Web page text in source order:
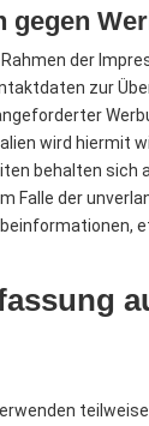
gegen
Rahmen der
zur
wird hiermit
behalten sich
Falle der